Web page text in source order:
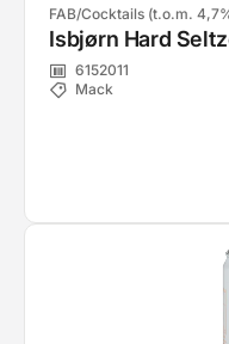
FAB/Cocktails (t.o.m.
Isbjørn Hard
6152011
Mack